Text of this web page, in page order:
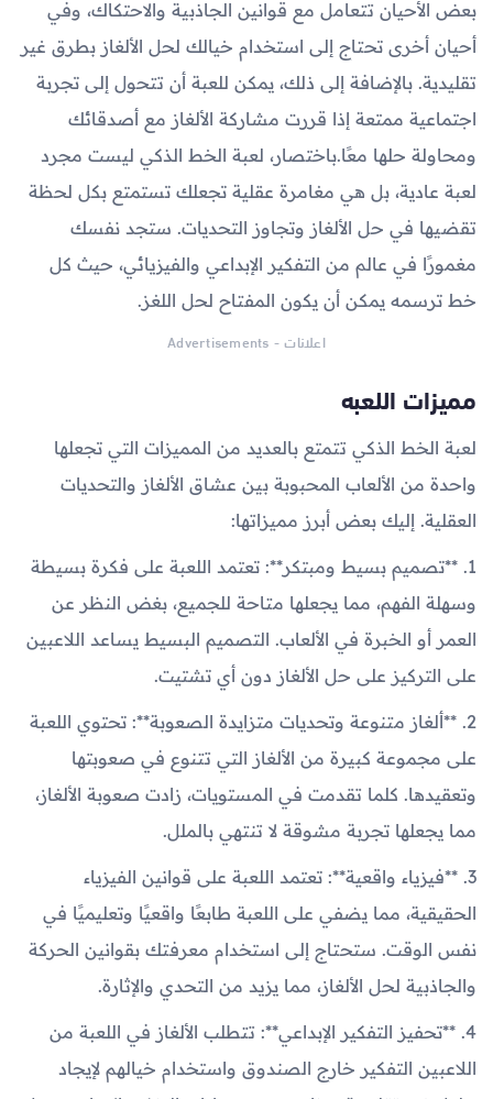
بعض الأحيان تتعامل مع قوانين الجاذبية والاحتكاك، وفي
أحيان أخرى تحتاج إلى استخدام خيالك لحل الألغاز بطرق غير
تقليدية. بالإضافة إلى ذلك، يمكن للعبة أن تتحول إلى تجربة
اجتماعية ممتعة إذا قررت مشاركة الألغاز مع أصدقائك
ومحاولة حلها معًا.باختصار، لعبة الخط الذكي ليست مجرد
لعبة عادية، بل هي مغامرة عقلية تجعلك تستمتع بكل لحظة
تقضيها في حل الألغاز وتجاوز التحديات. ستجد نفسك
مغمورًا في عالم من التفكير الإبداعي والفيزيائي، حيث كل
خط ترسمه يمكن أن يكون المفتاح لحل اللغز.
اعلانات - Advertisements
مميزات اللعبه
لعبة الخط الذكي تتمتع بالعديد من المميزات التي تجعلها
واحدة من الألعاب المحبوبة بين عشاق الألغاز والتحديات
العقلية. إليك بعض أبرز مميزاتها:
1. **تصميم بسيط ومبتكر**: تعتمد اللعبة على فكرة بسيطة
وسهلة الفهم، مما يجعلها متاحة للجميع، بغض النظر عن
العمر أو الخبرة في الألعاب. التصميم البسيط يساعد اللاعبين
على التركيز على حل الألغاز دون أي تشتيت.
2. **ألغاز متنوعة وتحديات متزايدة الصعوبة**: تحتوي اللعبة
على مجموعة كبيرة من الألغاز التي تتنوع في صعوبتها
وتعقيدها. كلما تقدمت في المستويات، زادت صعوبة الألغاز،
مما يجعلها تجربة مشوقة لا تنتهي بالملل.
3. **فيزياء واقعية**: تعتمد اللعبة على قوانين الفيزياء
الحقيقية، مما يضفي على اللعبة طابعًا واقعيًا وتعليميًا في
نفس الوقت. ستحتاج إلى استخدام معرفتك بقوانين الحركة
والجاذبية لحل الألغاز، مما يزيد من التحدي والإثارة.
4. **تحفيز التفكير الإبداعي**: تتطلب الألغاز في اللعبة من
اللاعبين التفكير خارج الصندوق واستخدام خيالهم لإيجاد